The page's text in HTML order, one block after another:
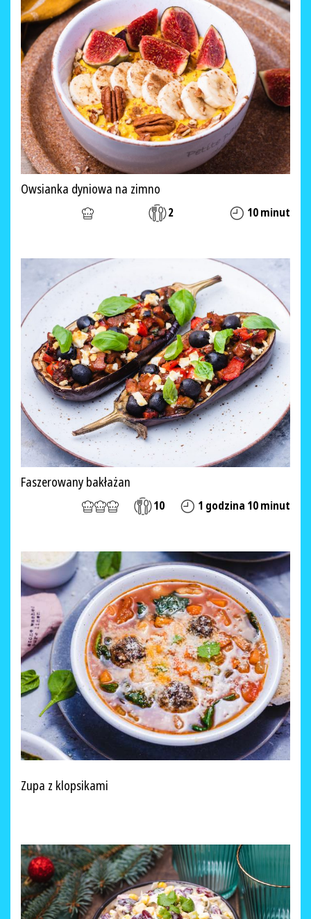
Owsianka dyniowa na zimno
2 10 minut
Faszerowany bakłażan
10 1 godzina 10 minut
Zupa z klopsikami